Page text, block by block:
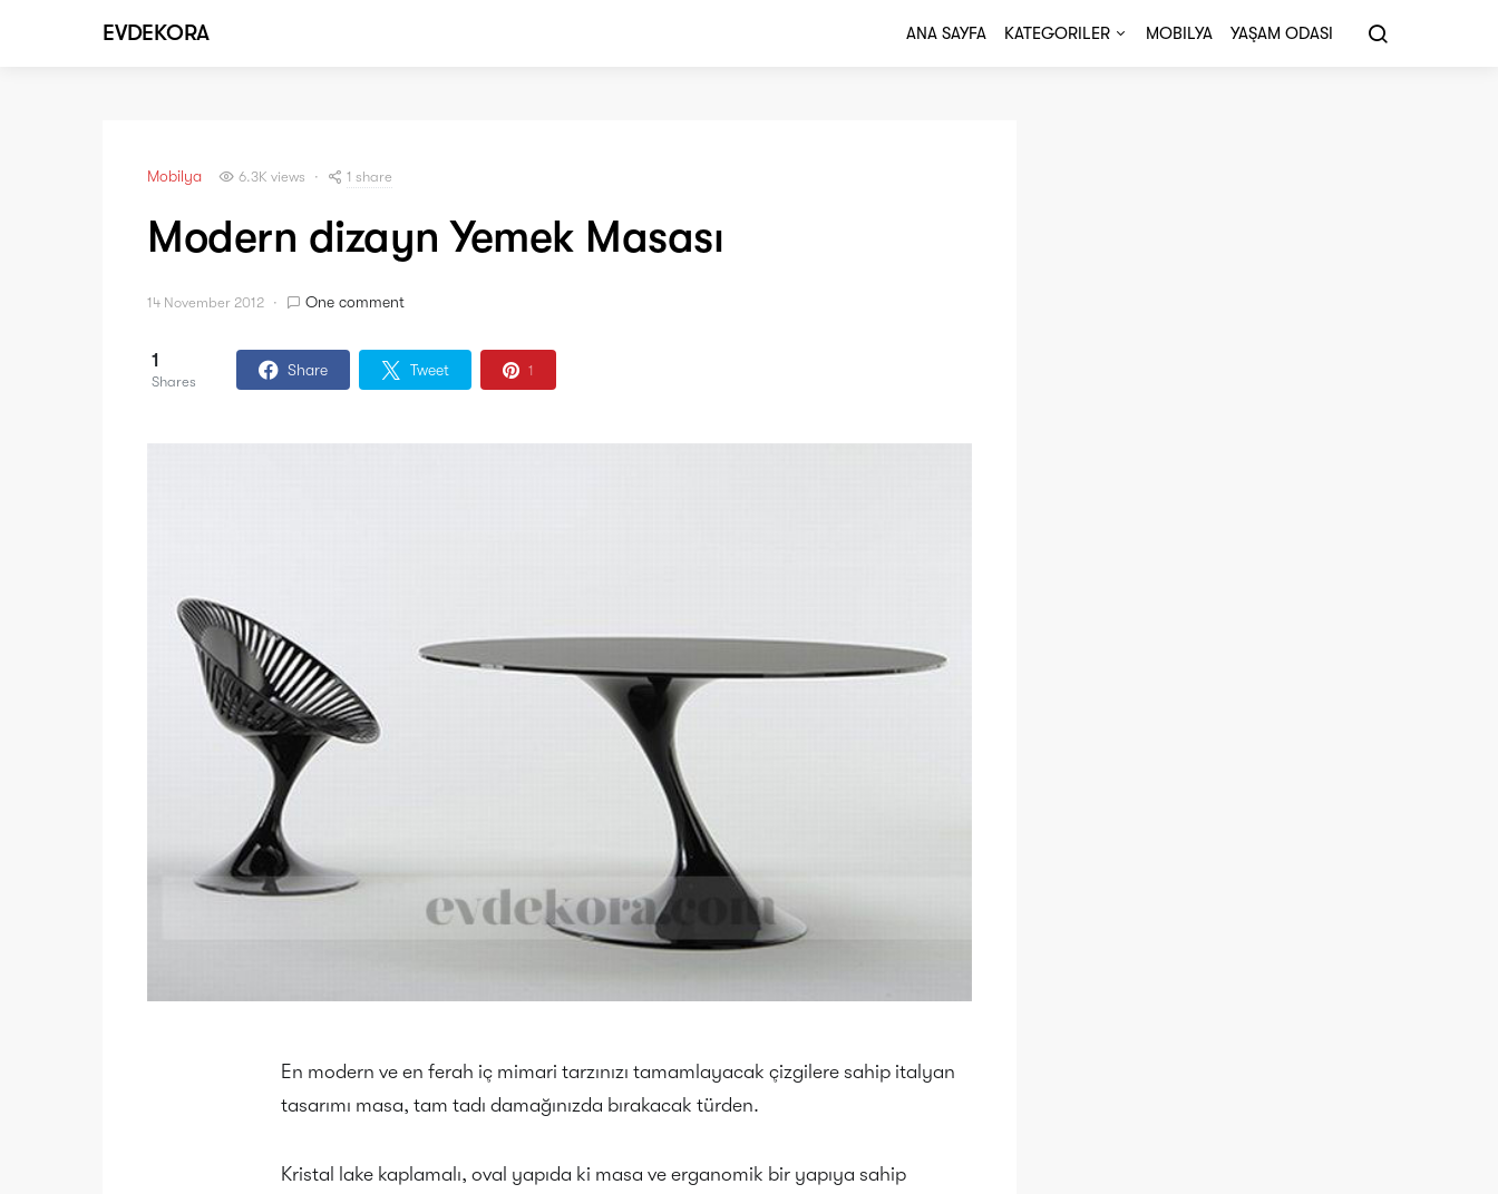
EVDEKORA ANA SAYFA KATEGORILER MOBILYA YAŞAM ODASI
Mobilya 6.3K views 1 share
Modern dizayn Yemek Masası
14 November 2012 One comment
1
Shares
Share Tweet 1
En modern ve en ferah iç mimari tarzınızı tamamlayacak çizgilere sahip italyan
tasarımı masa, tam tadı damağınızda bırakacak türden.
Kristal lake kaplamalı, oval yapıda ki masa ve erganomik bir yapıya sahip